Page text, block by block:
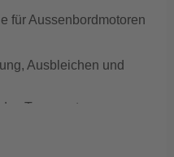
für Aussenbordmotoren
Ausbleichen und
Transports vor